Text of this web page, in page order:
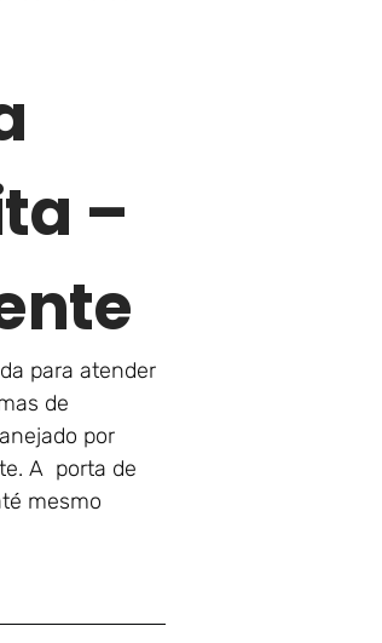
–
para atender
de
por
A porta de
mesmo